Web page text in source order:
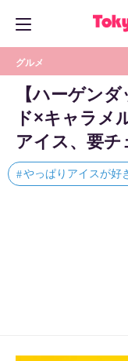
グルメ
【ハーゲン
ド×キャラメ
アイス、要
やっぱりアイスが好